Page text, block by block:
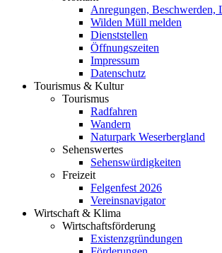
Anregungen, Beschwerden,
Wilden Müll melden
Dienststellen
Öffnungszeiten
Impressum
Datenschutz
Tourismus & Kultur
Tourismus
Radfahren
Wandern
Naturpark Weserbergland
Sehenswertes
Sehenswürdigkeiten
Freizeit
Felgenfest 2026
Vereinsnavigator
Wirtschaft & Klima
Wirtschaftsförderung
Existenzgründungen